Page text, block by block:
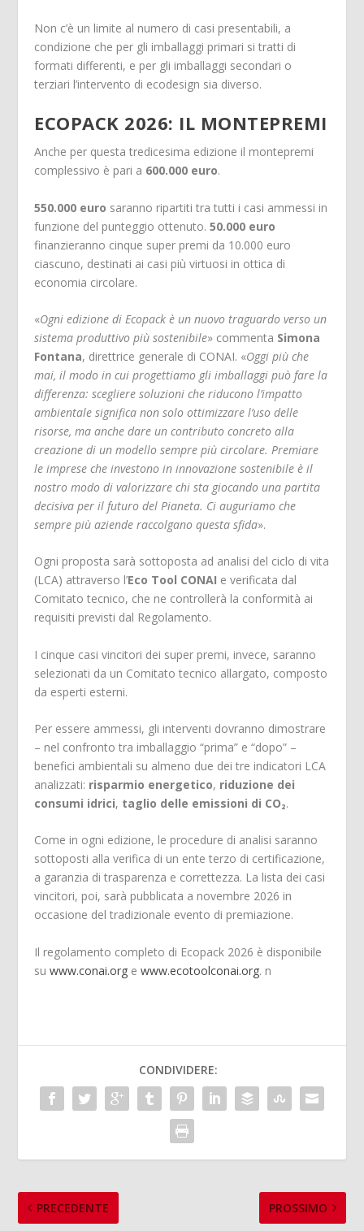
Non c’è un limite al numero di casi presentabili, a
condizione che per gli imballaggi primari si tratti di
formati differenti, e per gli imballaggi secondari o
terziari l’intervento di ecodesign sia diverso.
ECOPACK 2026: IL MONTEPREMI
Anche per questa tredicesima edizione il montepremi
complessivo è pari a 600.000 euro.
550.000 euro saranno ripartiti tra tutti i casi ammessi in
funzione del punteggio ottenuto.50.000 euro
finanzieranno cinque super premi da 10.000 euro
ciascuno, destinati ai casi più virtuosi in ottica di
economia circolare.
«Ogni edizione di Ecopack è un nuovo traguardo verso un
sistema produttivo più sostenibile» commenta Simona
Fontana, direttrice generale di CONAI. «Oggi più che
mai, il modo in cui progettiamo gli imballaggi può fare la
differenza: scegliere soluzioni che riducono l’impatto
ambientale significa non solo ottimizzare l’uso delle
risorse, ma anche dare un contributo concreto alla
creazione di un modello sempre più circolare. Premiare
le imprese che investono in innovazione sostenibile è il
nostro modo di valorizzare chi sta giocando una partita
decisiva per il futuro del Pianeta. Ci auguriamo che
sempre più aziende raccolgano questa sfida».
Ogni proposta sarà sottoposta ad analisi del ciclo di vita
(LCA) attraverso l’Eco Tool CONAI e verificata dal
Comitato tecnico, che ne controllerà la conformità ai
requisiti previsti dal Regolamento.
I cinque casi vincitori dei super premi, invece, saranno
selezionati da un Comitato tecnico allargato, composto
da esperti esterni.
Per essere ammessi, gli interventi dovranno dimostrare
– nel confronto tra imballaggio “prima” e “dopo” –
benefici ambientali su almeno due dei tre indicatori LCA
analizzati: risparmio energetico, riduzione dei
consumi idrici, taglio delle emissioni di CO₂.
Come in ogni edizione, le procedure di analisi saranno
sottoposti alla verifica di un ente terzo di certificazione,
a garanzia di trasparenza e correttezza. La lista dei casi
vincitori, poi, sarà pubblicata a novembre 2026 in
occasione del tradizionale evento di premiazione.
Il regolamento completo di Ecopack 2026 è disponibile
suwww.conai.org ewww.ecotoolconai.org. n
CONDIVIDERE:
PRECEDENTE PROSSIMO